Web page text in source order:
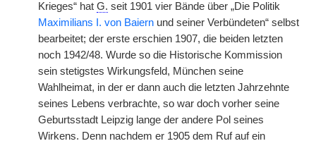
Krieges“ hat G. seit 1901 vier Bände über „Die Politik
Maximilians I. von Baiern und seiner Verbündeten“ selbst
bearbeitet; der erste erschien 1907, die beiden letzten
noch 1942/48. Wurde so die Historische Kommission
sein stetigstes Wirkungsfeld, München seine
Wahlheimat, in der er dann auch die letzten Jahrzehnte
seines Lebens verbrachte, so war doch vorher seine
Geburtsstadt Leipzig lange der andere Pol seines
Wirkens. Denn nachdem er 1905 dem Ruf auf ein